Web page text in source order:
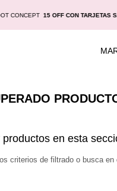
CONCEPT15 OFF CON TARJETAS
productos en esta
criterios de filtrado o busca